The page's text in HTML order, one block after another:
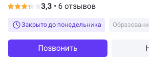
3,3 • 6 отзывов
Закрыто до понедельника
Позвонить